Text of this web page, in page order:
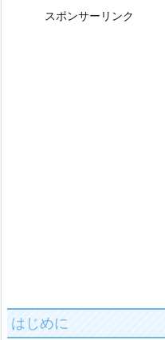
スポンサーリンク
はじめに